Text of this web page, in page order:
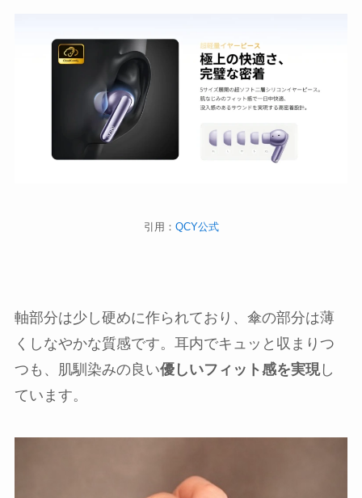
引用： QCY公式
軸部分は少し硬めに作られており、傘の部分は薄
くしなやかな質感です。耳内でキュッと収まりつ
つも、肌馴染みの良い優しいフィット感を実現し
ています。